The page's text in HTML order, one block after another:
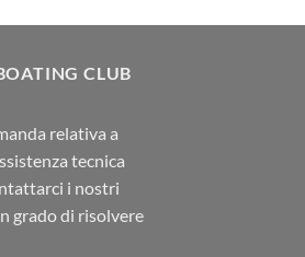
CLUB
relativa a
tecnica
i nostri
grado di risolvere